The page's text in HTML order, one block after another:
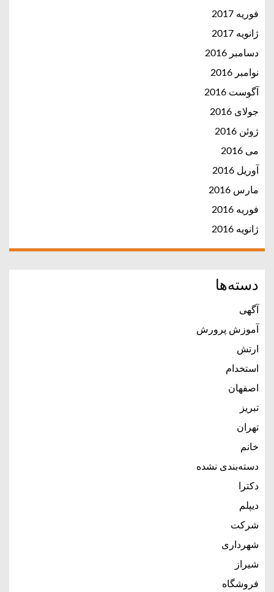
فوریه 2017
ژانویه 2017
دسامبر 2016
نوامبر 2016
آگوست 2016
جولای 2016
ژوئن 2016
می 2016
آوریل 2016
مارس 2016
فوریه 2016
ژانویه 2016
دسته‌ها
آگهی
آموزش پرورش
ارتش
استخدام
اصفهان
تبریز
تهران
خانم
دسته‌بندی نشده
دکترا
دیپلم
شرکت
شهرداری
شیراز
فروشگاه